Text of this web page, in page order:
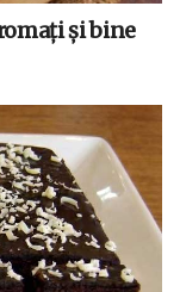
și bine